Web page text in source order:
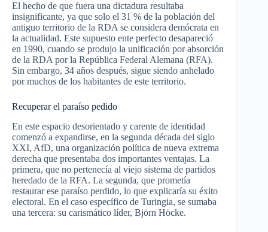
El hecho de que fuera una dictadura resultaba
insignificante, ya que solo el 31 % de la población del
antiguo territorio de la RDA se considera demócrata en
la actualidad. Este supuesto ente perfecto desapareció
en 1990, cuando se produjo la unificación por absorción
de la RDA por la República Federal Alemana (RFA).
Sin embargo, 34 años después, sigue siendo anhelado
por muchos de los habitantes de este territorio.
Recuperar el paraíso pedido
En este espacio desorientado y carente de identidad
comenzó a expandirse, en la segunda década del siglo
XXI, AfD, una organización política de nueva extrema
derecha que presentaba dos importantes ventajas. La
primera, que no pertenecía al viejo sistema de partidos
heredado de la RFA. La segunda, que prometía
restaurar ese paraíso perdido, lo que explicaría su éxito
electoral. En el caso específico de Turingia, se sumaba
una tercera: su carismático líder, Björn Höcke.